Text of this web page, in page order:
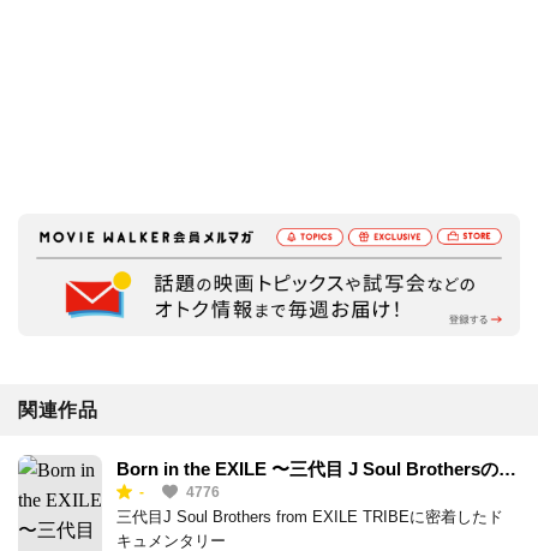
関連作品
Born in the EXILE 〜三代目 J Soul Brothersの奇
跡〜- 4776
三代目J Soul Brothers from EXILE TRIBEに密着したド
キュメンタリー